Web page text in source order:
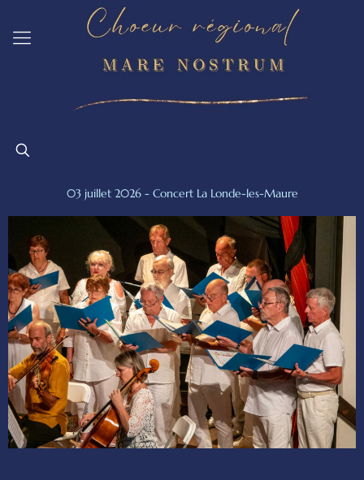
03 juillet 2026 - Concert La Londe-les-Maure